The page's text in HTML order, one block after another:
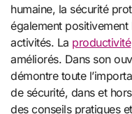
humaine, la sécurité
également
activités. La productivité
améliorés. Dans son
démontre toute
de sécurité, dans et
des conseils pratiques